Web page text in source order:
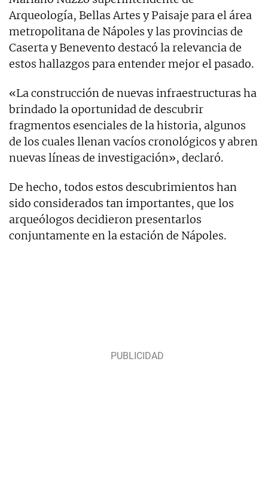
Arqueología, Bellas Artes y Paisaje para el área
metropolitana de Nápoles y las provincias de
Caserta y Benevento destacó la relevancia de
estos hallazgos para entender mejor el pasado.
«La construcción de nuevas infraestructuras ha
brindado la oportunidad de descubrir
fragmentos esenciales de la historia, algunos
de los cuales llenan vacíos cronológicos y abren
nuevas líneas de investigación», declaró.
De hecho, todos estos descubrimientos han
sido considerados tan importantes, que los
arqueólogos decidieron presentarlos
conjuntamente en la estación de Nápoles.